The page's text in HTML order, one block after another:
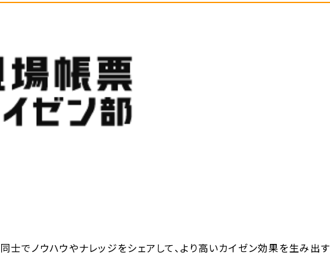
士でノウハウやナレッジをシェアして、より高いカイゼン効果を生み出す